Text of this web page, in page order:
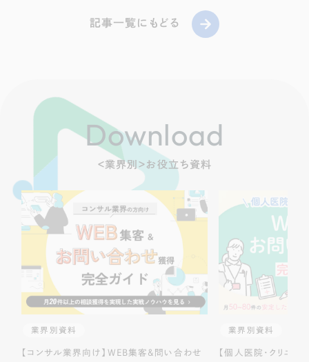
記事一覧にもどる
Download
＜業界別＞お役立ち資料
業界別資料
【コンサル業界向け】WEB集客＆問い合わせ
業界別資料
【個人医院・クリニッ